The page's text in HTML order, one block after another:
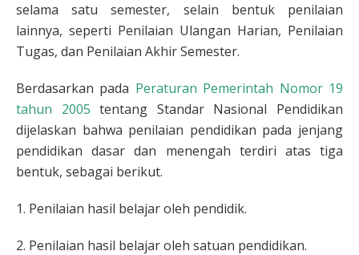
selama satu semester, selain bentuk penilaian
lainnya, seperti Penilaian Ulangan Harian, Penilaian
Tugas, dan Penilaian Akhir Semester.
Berdasarkan pada Peraturan Pemerintah Nomor 19
tahun 2005 tentang Standar Nasional Pendidikan
dijelaskan bahwa penilaian pendidikan pada jenjang
pendidikan dasar dan menengah terdiri atas tiga
bentuk, sebagai berikut.
1. Penilaian hasil belajar oleh pendidik.
2. Penilaian hasil belajar oleh satuan pendidikan.